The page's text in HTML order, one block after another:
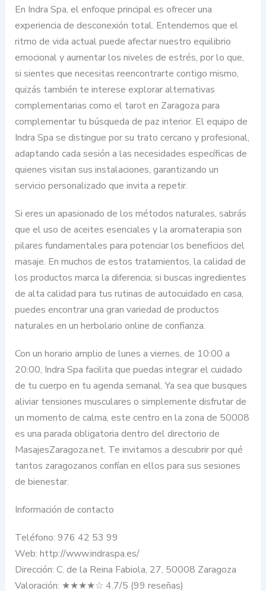
En Indra Spa, el enfoque principal es ofrecer una
experiencia de desconexión total. Entendemos que el
ritmo de vida actual puede afectar nuestro equilibrio
emocional y aumentar los niveles de estrés, por lo que,
si sientes que necesitas reencontrarte contigo mismo,
quizás también te interese explorar alternativas
complementarias como el tarot en Zaragoza para
complementar tu búsqueda de paz interior. El equipo de
Indra Spa se distingue por su trato cercano y profesional,
adaptando cada sesión a las necesidades específicas de
quienes visitan sus instalaciones, garantizando un
servicio personalizado que invita a repetir.
Si eres un apasionado de los métodos naturales, sabrás
que el uso de aceites esenciales y la aromaterapia son
pilares fundamentales para potenciar los beneficios del
masaje. En muchos de estos tratamientos, la calidad de
los productos marca la diferencia; si buscas ingredientes
de alta calidad para tus rutinas de autocuidado en casa,
puedes encontrar una gran variedad de productos
naturales en un herbolario online de confianza.
Con un horario amplio de lunes a viernes, de 10:00 a
20:00, Indra Spa facilita que puedas integrar el cuidado
de tu cuerpo en tu agenda semanal. Ya sea que busques
aliviar tensiones musculares o simplemente disfrutar de
un momento de calma, este centro en la zona de 50008
es una parada obligatoria dentro del directorio de
MasajesZaragoza.net. Te invitamos a descubrir por qué
tantos zaragozanos confían en ellos para sus sesiones
de bienestar.
Información de contacto
Teléfono: 976 42 53 99
Web: http://www.indraspa.es/
Dirección: C. de la Reina Fabiola, 27, 50008 Zaragoza
Valoración: ★★★★☆ 4.7/5 (99 reseñas)